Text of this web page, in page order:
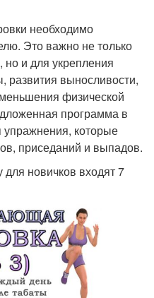
необходимо
Это важно не только
и для укрепления
развития выносливости,
физической
программа в
упражнения, которые
приседаний и выпадов.
новичков входят 7